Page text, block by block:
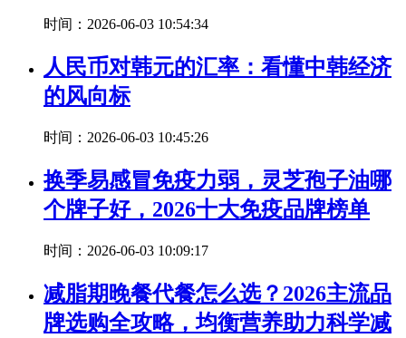
时间：2026-06-03 10:54:34
人民币对韩元的汇率：看懂中韩经济
的风向标
时间：2026-06-03 10:45:26
换季易感冒免疫力弱，灵芝孢子油哪
个牌子好，2026十大免疫品牌榜单
时间：2026-06-03 10:09:17
减脂期晚餐代餐怎么选？2026主流品
牌选购全攻略，均衡营养助力科学减